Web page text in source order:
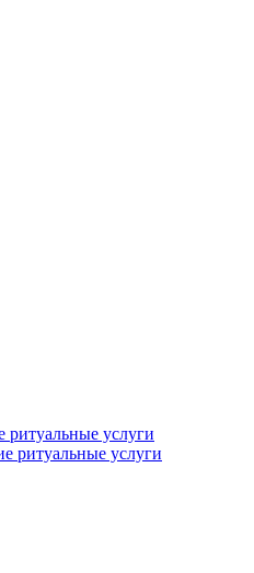
ритуальные услуги
ритуальные услуги